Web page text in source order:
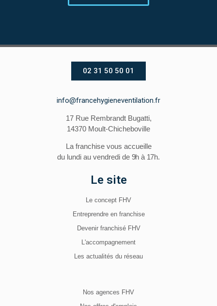
02 31 50 50 01
info@francehygieneventilation.fr
17 Rue Rembrandt Bugatti,
14370 Moult-Chicheboville
La franchise vous accueille
du lundi au vendredide 9h à 17h.
Le site
Le concept FHV
Entreprendre en franchise
Devenir franchisé FHV
L'accompagnement
Les actualités du réseau
Nos agences FHV